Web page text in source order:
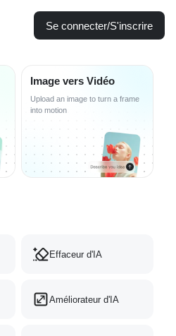
Se connecter/S'inscrire
Image vers Vidéo
Upload an image to turn a frame
into motion
Effaceur d'IA
Améliorateur d'IA